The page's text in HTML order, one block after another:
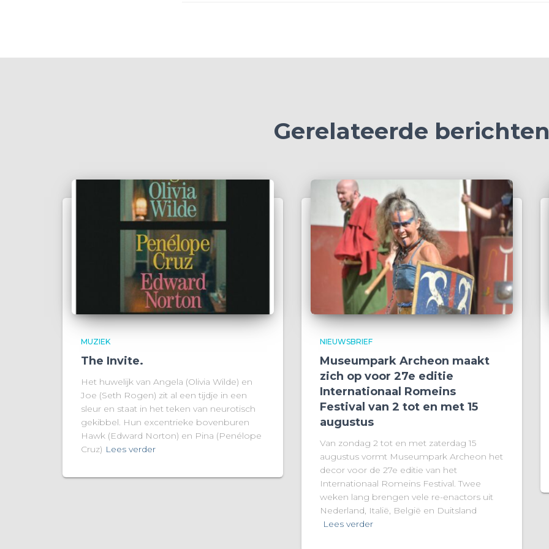
Gerelateerde
MUZIEK
The Invite.
Het huwelijk van Angela (Olivia Wilde) en
Joe (Seth Rogen) zit al een tijdje in een
sleur en staat in het teken van neurotisch
gekibbel. Hun excentrieke bovenburen
Hawk (Edward Norton) en Pina (Penélope
Cruz) Lees verder
NIEUWSBRIEF
Museumpark Archeon maakt
zich op voor 27e editie
Internationaal Romeins
Festival van 2 tot en met 15
augustus
Van zondag 2 tot en met zaterdag 15
augustus vormt Museumpark Archeon het
decor voor de 27e editie van het
Internationaal Romeins Festival. Twee
weken lang brengen vele re-enactors uit
Nederland, Italië, België en Duitsland
Lees verder